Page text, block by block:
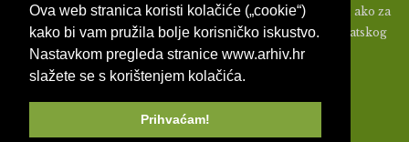
Ova web stranica koristi kolačiće („cookie“)
kako bi vam pružila bolje korisničko iskustvo.
Nastavkom pregleda stranice www.arhiv.hr
slažete se s korištenjem kolačića.
Prihvaćam!
mijenjati ili na ikoji način koristiti materijale s ovih stranica, ako za
to nije prethodno izdato pismeno odobrenje od strane Hrvatskog
državnog arhiva.